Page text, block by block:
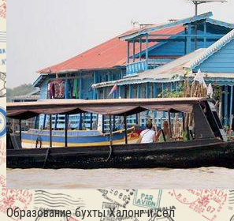
Образование бухты Халонг и сёл